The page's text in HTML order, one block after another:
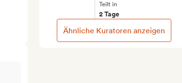
Teilt in
2 Tage
Ähnliche Kuratoren anzeigen